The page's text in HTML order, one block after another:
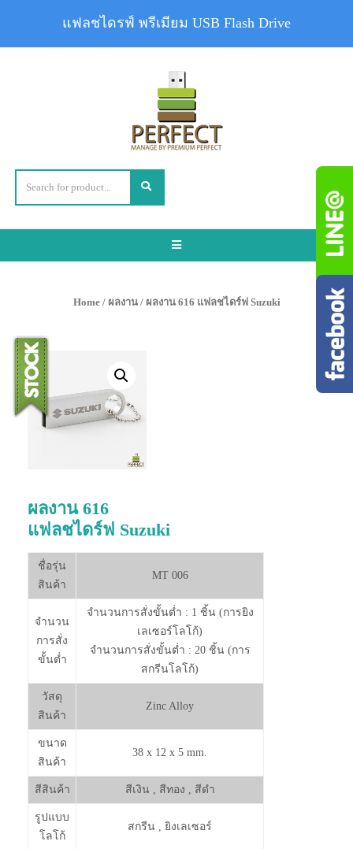
Toggle
Home/ ผลงาน/ ผลงาน 616 แฟลชไดร์ฟ Suzuki
ผลงาน 616
แฟลชไดร์ฟ Suzuki
ชื่อรุ่น
สินค้า
MT 006
จำนวน
การสั่ง
ขั้นต่ำ
จำนวนการสั่งขั้นต่ำ : 1 ชิ้น (การยิง
เลเซอร์โลโก้)
จำนวนการสั่งขั้นต่ำ : 20 ชิ้น (การ
สกรีนโลโก้)
วัสดุ
สินค้า
Zinc Alloy
ขนาด
สินค้า
38 x 12 x 5 mm.
สีสินค้า สีเงิน , สีทอง , สีดำ
รูปแบบ
โลโก้
สกรีน , ยิงเลเซอร์
แฟลชไดรฟ์ พรีเมียม USB Flash Drive